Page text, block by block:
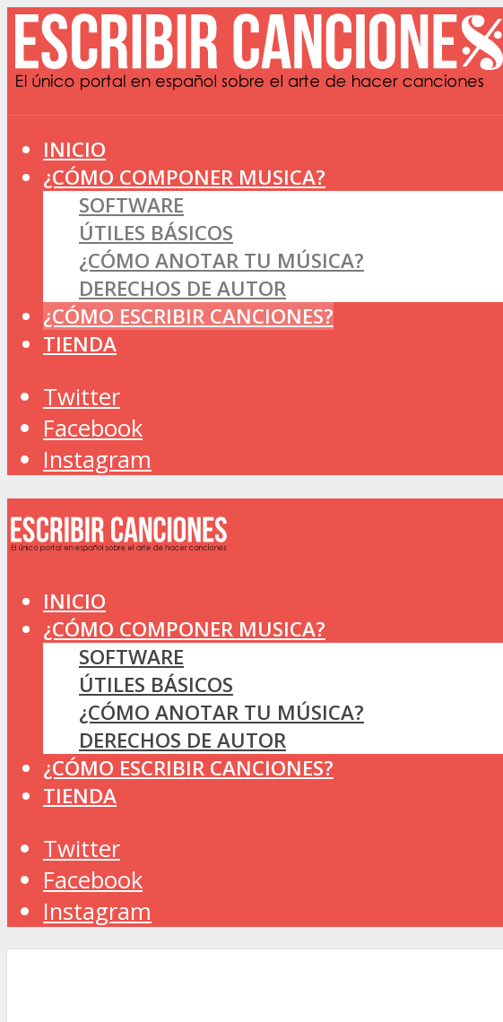
INICIO
¿CÓMO COMPONER MUSICA?
SOFTWARE
ÚTILES BÁSICOS
¿CÓMO ANOTAR TU MÚSICA?
DERECHOS DE AUTOR
¿CÓMO ESCRIBIR CANCIONES?
TIENDA
Twitter
Facebook
Instagram
INICIO
¿CÓMO COMPONER MUSICA?
SOFTWARE
ÚTILES BÁSICOS
¿CÓMO ANOTAR TU MÚSICA?
DERECHOS DE AUTOR
¿CÓMO ESCRIBIR CANCIONES?
TIENDA
Twitter
Facebook
Instagram